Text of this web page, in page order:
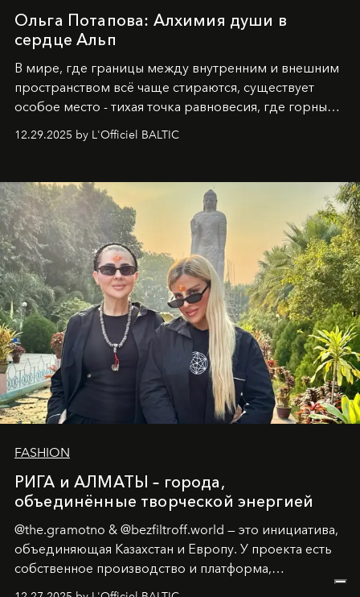
Ольга Потапова: Алхимия души в
сердце Альп
В мире, где границы между внутренним и внешним
пространством всё чаще стираются, существует
особое место - тихая точка равновесия, где горные
вершины Швейцарии встречаются с бездонными
глубинами человеческой души. Здесь, на стыке
Ольга Потапова - женщина, чей путь от поиска
истины превратился в искусство превращения
человеческих кризисов в возможности для
возрождения.
12.29.2025 by L'Officiel BALTIC
FASHION
РИГА и АЛМАТЫ – города,
объединённые творческой энергией
@the.gramotno & @bezfiltroff.world — это инициатива,
объединяющая Казахстан и Европу. У проекта есть
собственное производство и платформа,
предоставляющая возможности, поддержку и